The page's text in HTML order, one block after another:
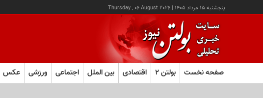
پنجشنبه ۱۵ مرداد ۱۴۰۵ |
Thursday , 06 August 2026
صفحه نخست بولتن ۲ اقتصادی بین الملل اجتماعی ورزشی عکس